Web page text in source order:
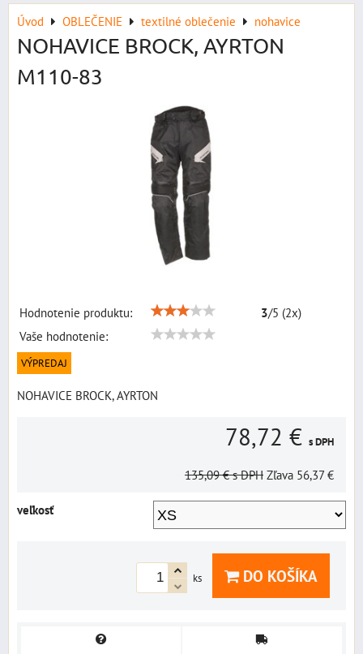
Úvod OBLEČENIE textilné oblečenie nohavice
NOHAVICE BROCK, AYRTON
M110-83
Hodnotenie produktu: 3/5 (2x)
Vaše hodnotenie:
VÝPREDAJ
NOHAVICE BROCK, AYRTON
78,72 € s DPH
135,09 € s DPH Zľava 56,37 €
veľkosť
ks DO KOŠÍKA